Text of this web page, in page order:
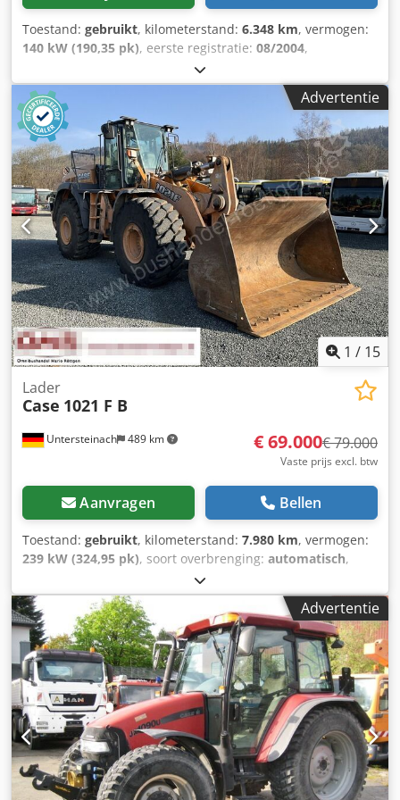
Toestand: gebruikt, kilometerstand: 6.348 km, vermogen:
140 kW (190,35 pk), eerste registratie: 08/2004,
, Bouwjaar:
Model: MXM190 / Samson Vacuümwagen 8000 L Bouwjaar:
2004 Staat: Goed Serienummer: ACM231045 Csdpfeynq
Dbex Aguerf Ref. nr.: 8084 Reg. datum: Vermogen: 190 pk
Urenstand: 6348 Versnellingsbak: Volautomatische
powershift 19+6 Dieseltank: 1 Tankinhoud: 400 L Radio: ?
Luchtgeveerde stoel: ? Schijfrem: Natrem Bandenmaat:
600/65R25 + 650/75R38 - 520/70R34 Profiel % over: 60%
90% - 40% Gereedschapskist: ? Hydraulisch systeem: ?
Fabrikant vat: Samson Tankinhoud: 8000 L Hogedrukpomp:
2 x HPP Hogedrukcapaciteit: 122 l/min - 130 bar
Vacuümpomp: Samson Afstandsbediening: ?
Advertentie
1 / 15
Untersteinach 489 km
Lader
Case 1021 F B
€ 69.000€ 79.000
Vaste prijs excl. btw
Aanvragen Bellen
Toestand: gebruikt, kilometerstand: 7.980 km, vermogen:
239 kW (324,95 pk), soort overbrenging: automatisch,
geel
01/2013, Bouwjaar:2013, Uitrusting:airconditioning, =
Verdere opties en accessoires = - Airconditioning - Radio -
Stuurbekrachtiging - Zonneklep = Opmerkingen =
+++Gewicht: 24.000 kg Km/h+++ +++4x4+++ +++Banden
26,5xR25 90%+++ +++Werklampen+++
+++Trillingsdemper+++ +++Differentieelslot vooras+++
+++Schop 3,6 m³+++ +++Weegschaal+++ - Algemeen: -
Motor: Case - Transmissie: Automaat - Totaal aantal
zitplaatsen: 1 - Veiligheid: - Achteruitrijcamera -
Passagiersruimte: - Airconditioning - Ventilatienozzles -
Exterieur: - Stuurbekrachtiging - Zonneklep -
Advertentie